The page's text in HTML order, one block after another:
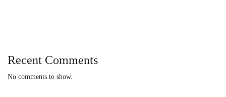
Recent Comments
No comments to show.